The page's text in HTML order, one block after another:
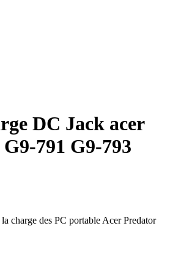
DC Jack acer
791 G9-793
charge des PC portable Acer Predator